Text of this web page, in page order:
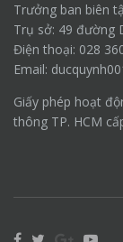
Trưởng ban biên
Trụ sở: 49 đường
Điện thoại: 028
Email:
Giấy phép hoạt
thông TP. HCM